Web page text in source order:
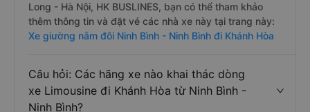
Long - Hà Nội, HK BUSLINES, bạn có thể tham khảo
thêm thông tin và đặt vé các nhà xe này tại trang này:
Xe giường nằm đôi Ninh Bình - Ninh Bình đi Khánh Hòa
Câu hỏi: Các hãng xe nào khai thác dòng
xe Limousine đi Khánh Hòa từ Ninh Bình -
Ninh Bình?